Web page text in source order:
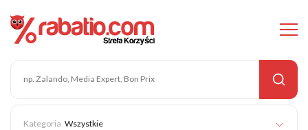
Wszystkie